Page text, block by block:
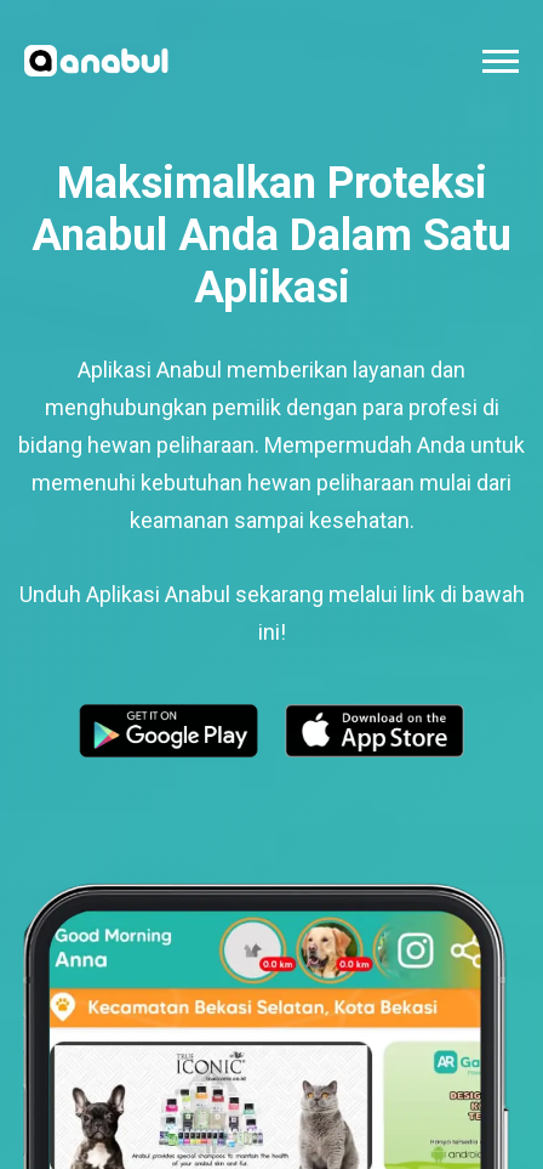
Maksimalkan Proteksi
Anabul Anda Dalam Satu
Aplikasi
Aplikasi Anabul memberikan layanan dan
menghubungkan pemilik dengan para profesi di
bidang hewan peliharaan. Mempermudah Anda untuk
memenuhi kebutuhan hewan peliharaan mulai dari
keamanan sampai kesehatan.
Unduh Aplikasi Anabul sekarang melalui link di bawah
ini!